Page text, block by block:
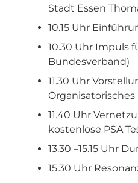
Stadt Essen
10.15 Uhr
10.30 Uhr Impuls
Bundesverband)
11.30 Uhr
Organisatorisches
11.40 Uhr
kostenlose PSA
13.30 –15.15 Uhr
15.30 Uhr